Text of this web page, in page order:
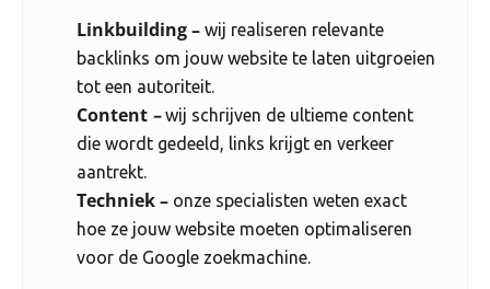
Linkbuilding – wij realiseren relevante
backlinks om jouw website te laten uitgroeien
tot een autoriteit.
Content –wij schrijven de ultieme content
die wordt gedeeld, links krijgt en verkeer
aantrekt.
Techniek – onze specialisten weten exact
hoe ze jouw website moeten optimaliseren
voor de Google zoekmachine.